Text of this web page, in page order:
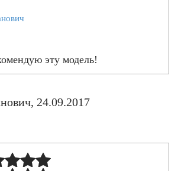
эту модель!
24.09.2017